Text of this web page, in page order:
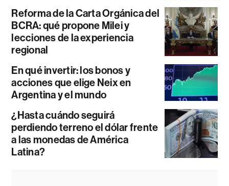
Reforma de la Carta Orgánica del
BCRA: qué propone Milei y
lecciones de la experiencia
regional
En qué invertir: los bonos y
acciones que elige Neix en
Argentina y el mundo
¿Hasta cuándo seguirá
perdiendo terreno el dólar frente
a las monedas de América
Latina?